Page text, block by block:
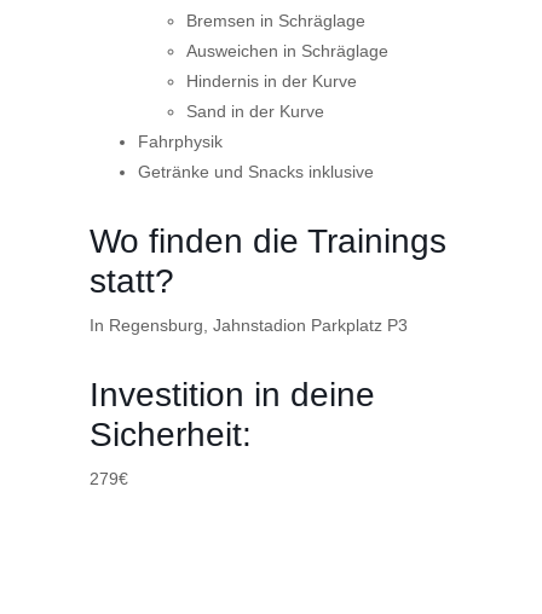
Bremsen in Schräglage
Ausweichen in Schräglage
Hindernis in der Kurve
Sand in der Kurve
Fahrphysik
Getränke und Snacks inklusive
Wo finden die Trainings
statt?
In Regensburg, Jahnstadion Parkplatz P3
Investition in deine
Sicherheit:
279€